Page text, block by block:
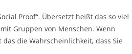
Proof“. Übersetzt heißt das so viel
Gruppen von Menschen. Wenn
die Wahrscheinlichkeit, dass Sie